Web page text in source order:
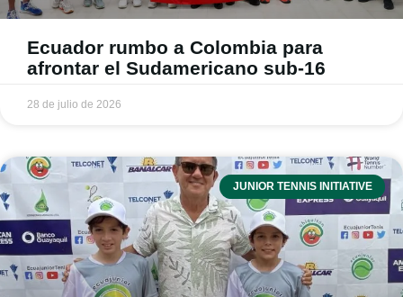
Ecuador rumbo a Colombia para
afrontar el Sudamericano sub-16
28 de julio de 2026
JUNIOR TENNIS INITIATIVE